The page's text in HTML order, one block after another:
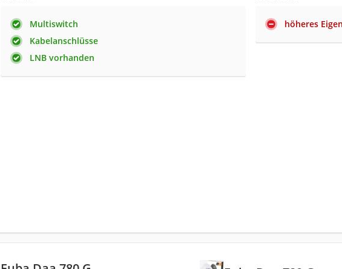
Multiswitch
Kabelanschlüsse
LNB vorhanden
höheres